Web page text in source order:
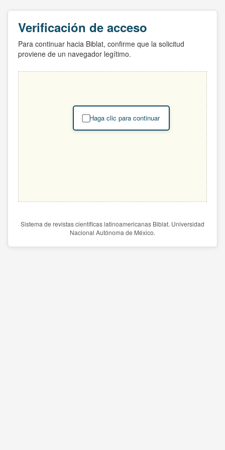
Verificación de acceso
Para continuar hacia Biblat, confirme que la solicitud
proviene de un navegador legítimo.
Haga clic para continuar
Sistema de revistas científicas latinoamericanas Biblat. Universidad
Nacional Autónoma de México.